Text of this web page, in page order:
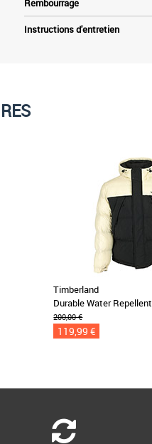
Rembourrage
Instructions d'entretien
Timberland
Durable Water Repellent
200,00 €
119,99 €